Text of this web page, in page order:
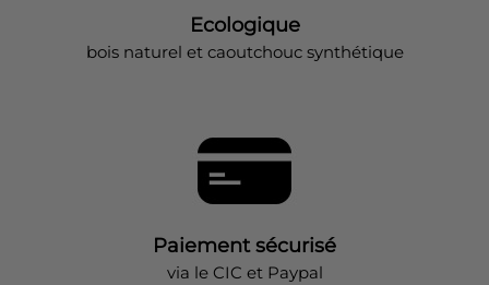
Ecologique
bois naturel et caoutchouc synthétique
Paiement sécurisé
via le CIC et Paypal